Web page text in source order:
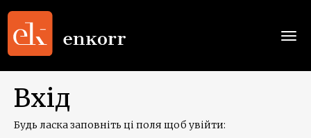
Вхід
Будь ласка заповніть ці поля щоб увійти: